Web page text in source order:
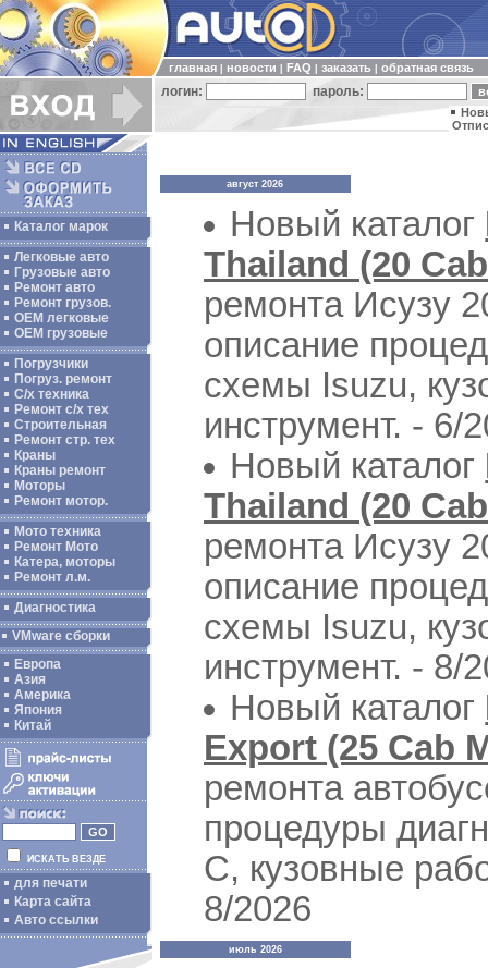
главная новости FAQ заказать обратная связь
логин: пароль:
Каталог марок
Легковые авто
Грузовые авто
Ремонт авто
Ремонт грузов.
ОЕМ легковые
OEM грузовые
Погрузчики
Погруз. ремонт
С/х техника
Ремонт с/х тех
Строительная
Ремонт стр. тех
Краны
Краны ремонт
Моторы
Ремонт мотор.
Мото техника
Ремонт Мото
Катера, моторы
Ремонт л.м.
Диагностика
VMware сборки
Европа
Азия
Америка
Япония
Китай
ИСКАТЬ ВЕЗДЕ
для печати
Карта сайта
Авто ссылки
август 2026
Новый каталог
Thailand (20
ремонта Исузу
описание
схемы Isuzu,
инструмент. - 6/
Новый каталог
Thailand (20
ремонта Исузу
описание
схемы Isuzu,
инструмент. - 8/
Новый каталог
Export (25 Cab
ремонта
процедуры
C, кузовные
8/2026
июль 2026